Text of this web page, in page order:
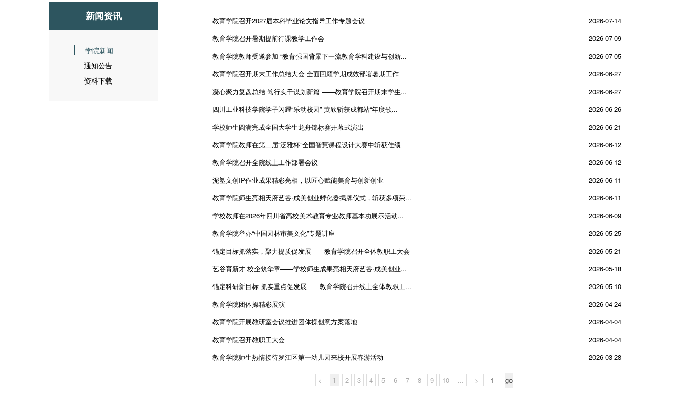
新闻资讯
学院新闻
通知公告
资料下载
教育学院召开2027届本科毕业论文指导工作专题会议
2026-07-14
教育学院召开暑期提前行课教学工作会
2026-07-09
教育学院教师受邀参加 “教育强国背景下一流教育学科建设与创新...
2026-07-05
教育学院召开期末工作总结大会 全面回顾学期成效部署暑期工作
2026-06-27
凝心聚力复盘总结 笃行实干谋划新篇 ——教育学院召开期末学生...
2026-06-27
四川工业科技学院学子闪耀“乐动校园” 黄欣斩获成都站“年度歌...
2026-06-26
学校师生圆满完成全国大学生龙舟锦标赛开幕式演出
2026-06-21
教育学院教师在第二届“泛雅杯”全国智慧课程设计大赛中斩获佳绩
2026-06-12
教育学院召开全院线上工作部署会议
2026-06-12
泥塑文创IP作业成果精彩亮相，以匠心赋能美育与创新创业
2026-06-11
教育学院师生亮相天府艺谷·成美创业孵化器揭牌仪式，斩获多项荣...
2026-06-11
学校教师在2026年四川省高校美术教育专业教师基本功展示活动...
2026-06-09
教育学院举办“中国园林审美文化”专题讲座
2026-05-25
锚定目标抓落实，聚力提质促发展——教育学院召开全体教职工大会
2026-05-21
艺谷育新才 校企筑华章——学校师生成果亮相天府艺谷·成美创业...
2026-05-18
锚定科研新目标 抓实重点促发展——教育学院召开线上全体教职工...
2026-05-10
教育学院团体操精彩展演
2026-04-24
教育学院开展教研室会议推进团体操创意方案落地
2026-04-04
教育学院召开教职工大会
2026-04-04
教育学院师生热情接待罗江区第一幼儿园来校开展春游活动
2026-03-28
< 1 2 3 4 5 6 7 8 9 10 ... >